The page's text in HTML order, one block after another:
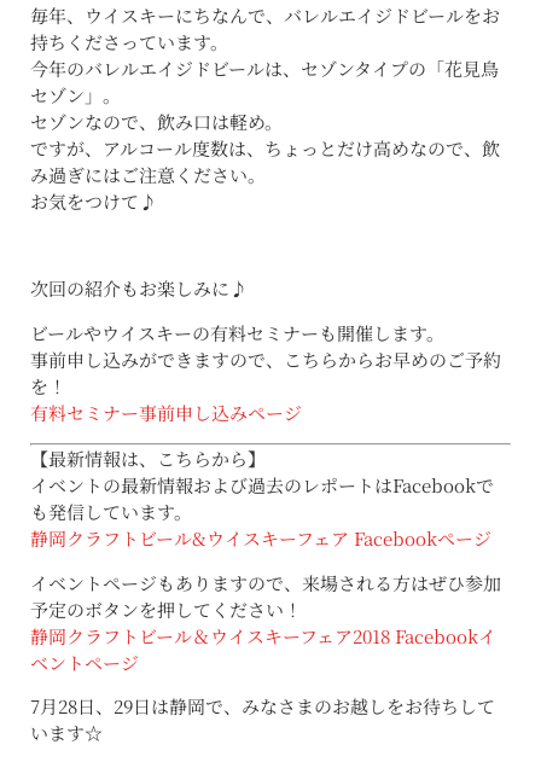
毎年、ウイスキーにちなんで、バレルエイジドビールをお
持ちくださっています。
今年のバレルエイジドビールは、セゾンタイプの「花見鳥
セゾン」。
セゾンなので、飲み口は軽め。
ですが、アルコール度数は、ちょっとだけ高めなので、飲
み過ぎにはご注意ください。
お気をつけて♪
次回の紹介もお楽しみに♪
ビールやウイスキーの有料セミナーも開催します。
事前申し込みができますので、こちらからお早めのご予約
を！
有料セミナー事前申し込みページ
【最新情報は、こちらから】
イベントの最新情報および過去のレポートはFacebookで
も発信しています。
静岡クラフトビール&ウイスキーフェア Facebookページ
イベントページもありますので、来場される方はぜひ参加
予定のボタンを押してください！
静岡クラフトビール＆ウイスキーフェア2018 Facebookイ
ベントページ
7月28日、29日は静岡で、みなさまのお越しをお待ちして
います☆